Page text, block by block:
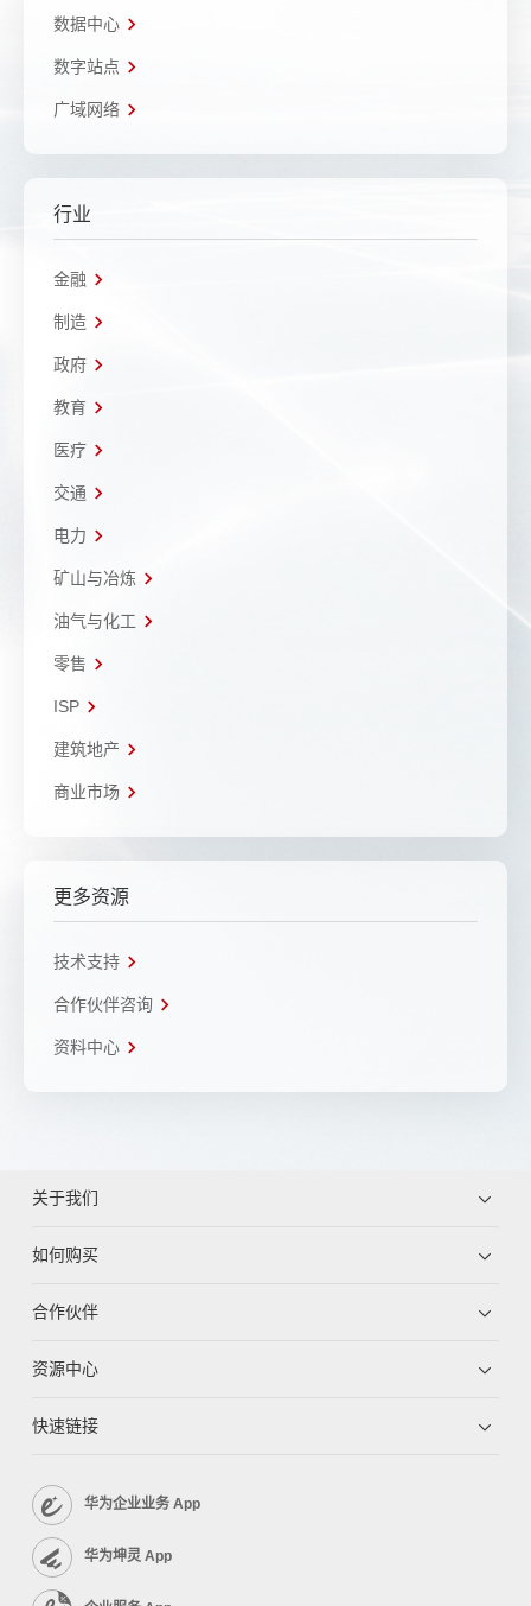
数据中心
数字站点
广域网络
行业
金融
制造
政府
教育
医疗
交通
电力
矿山与冶炼
油气与化工
零售
ISP
建筑地产
商业市场
更多资源
技术支持
合作伙伴咨询
资料中心
关于我们
如何购买
合作伙伴
资源中心
快速链接
华为企业业务 App
华为坤灵 App